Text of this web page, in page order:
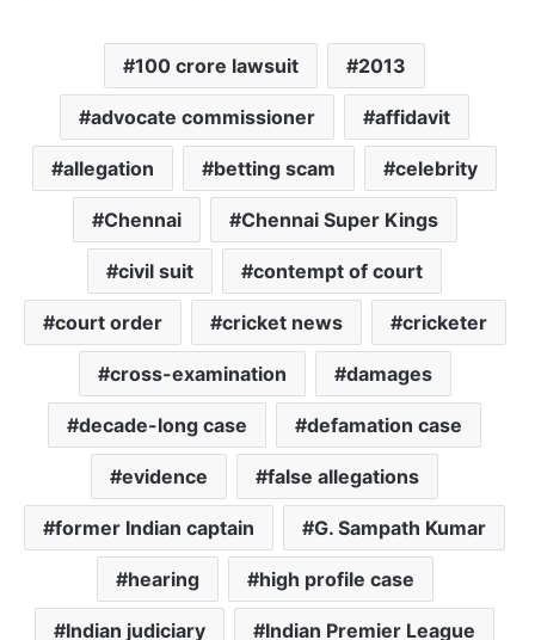
100 crore lawsuit 2013
advocate commissioner affidavit
allegation betting scam celebrity
Chennai Chennai Super Kings
civil suit contempt of court
court order cricket news cricketer
cross-examination damages
decade-long case defamation case
evidence false allegations
former Indian captain G. Sampath Kumar
hearing high profile case
Indian judiciary Indian Premier League